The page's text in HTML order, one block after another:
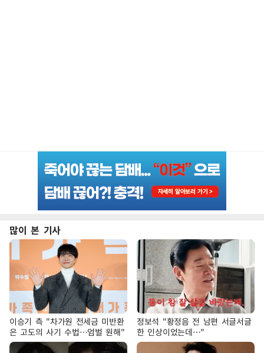
많이 본 기사
이승기 측 "차가원 전세금 미반환
은 고도의 사기 수법…엄벌 원해"
정보석 "황정음 전 남편 서글서글
한 인상이었는데…"